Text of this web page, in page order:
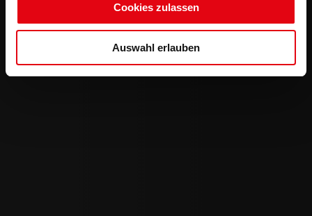
Cookies zulassen
Auswahl erlauben